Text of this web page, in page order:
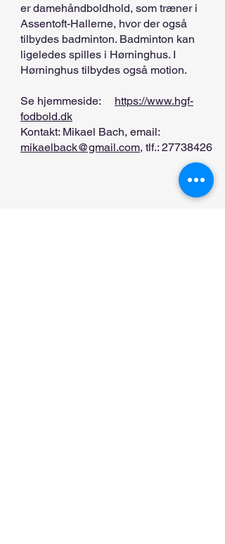
er damehåndboldhold, som træner i
Assentoft-Hallerne, hvor der også
tilbydes badminton. Badminton kan
ligeledes spilles i Hørninghus. I
Hørninghus tilbydes også motion.
Se hjemmeside: https://www.hgf-
fodbold.dk
Kontakt: Mikael Bach, email:
mikaelback@gmail.com, tlf.: 27738426